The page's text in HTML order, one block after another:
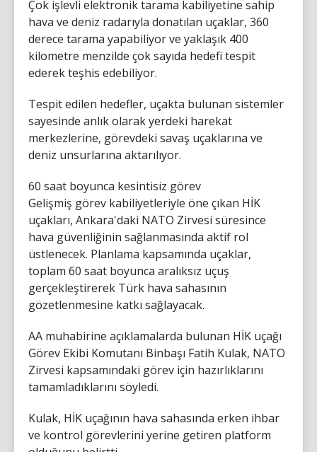
Çok işlevli elektronik tarama kabiliyetine sahip
hava ve deniz radarıyla donatılan uçaklar, 360
derece tarama yapabiliyor ve yaklaşık 400
kilometre menzilde çok sayıda hedefi tespit
ederek teşhis edebiliyor.
Tespit edilen hedefler, uçakta bulunan sistemler
sayesinde anlık olarak yerdeki harekat
merkezlerine, görevdeki savaş uçaklarına ve
deniz unsurlarına aktarılıyor.
60 saat boyunca kesintisiz görev
Gelişmiş görev kabiliyetleriyle öne çıkan HİK
uçakları, Ankara'daki NATO Zirvesi süresince
hava güvenliğinin sağlanmasında aktif rol
üstlenecek. Planlama kapsamında uçaklar,
toplam 60 saat boyunca aralıksız uçuş
gerçekleştirerek Türk hava sahasının
gözetlenmesine katkı sağlayacak.
AA muhabirine açıklamalarda bulunan HİK uçağı
Görev Ekibi Komutanı Binbaşı Fatih Kulak, NATO
Zirvesi kapsamındaki görev için hazırlıklarını
tamamladıklarını söyledi.
Kulak, HİK uçağının hava sahasında erken ihbar
ve kontrol görevlerini yerine getiren platform